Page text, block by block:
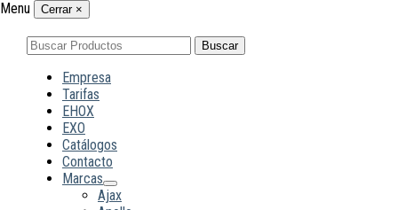
Menu Cerrar ×
Buscar
por:
Buscar
Empresa
Tarifas
EHOX
EXO
Catálogos
Contacto
Marcas
Ajax